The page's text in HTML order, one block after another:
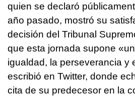
quien se declaró
año pasado, mostró su
decisión del Tribunal
que esta jornada supone
igualdad, la perseverancia y
escribió en Twitter, donde
cita de su predecesor en la